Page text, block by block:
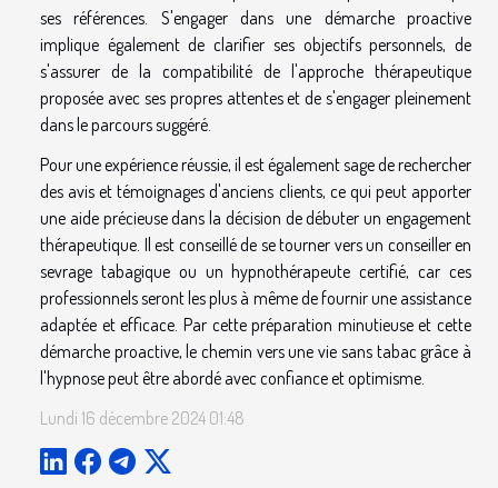
ses références. S'engager dans une démarche proactive
implique également de clarifier ses objectifs personnels, de
s'assurer de la compatibilité de l'approche thérapeutique
proposée avec ses propres attentes et de s'engager pleinement
dans le parcours suggéré.
Pour une expérience réussie, il est également sage de rechercher
des avis et témoignages d'anciens clients, ce qui peut apporter
une aide précieuse dans la décision de débuter un engagement
thérapeutique. Il est conseillé de se tourner vers un conseiller en
sevrage tabagique ou un hypnothérapeute certifié, car ces
professionnels seront les plus à même de fournir une assistance
adaptée et efficace. Par cette préparation minutieuse et cette
démarche proactive, le chemin vers une vie sans tabac grâce à
l'hypnose peut être abordé avec confiance et optimisme.
Lundi 16 décembre 2024 01:48